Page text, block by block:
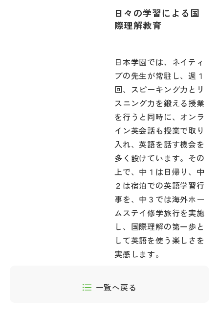
日々の学習による国
際理解教育
日本学園では、ネイティ
ブの先生が常駐し、週１
回、スピーキング力とリ
スニング力を鍛える授業
を行うと同時に、オンラ
イン英会話も授業で取り
入れ、英語を話す機会を
多く設けています。その
上で、中１は日帰り、中
２は宿泊での英語学習行
事を、中３では海外ホー
ムステイ修学旅行を実施
し、国際理解の第一歩と
して英語を使う楽しさを
実感します。
一覧へ戻る